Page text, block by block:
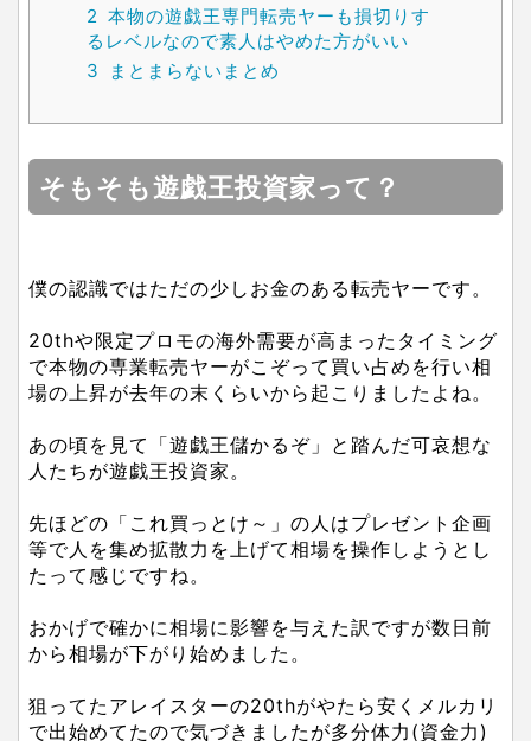
2 本物の遊戯王専門転売ヤーも損切りす
るレベルなので素人はやめた方がいい
3
まとまらないまとめ
そもそも遊戯王投資家って？
僕の認識ではただの少しお金のある転売ヤーです。
20thや限定プロモの海外需要が高まったタイミング
で本物の専業転売ヤーがこぞって買い占めを行い相
場の上昇が去年の末くらいから起こりましたよね。
あの頃を見て「遊戯王儲かるぞ」と踏んだ可哀想な
人たちが遊戯王投資家。
先ほどの「これ買っとけ～」の人はプレゼント企画
等で人を集め拡散力を上げて相場を操作しようとし
たって感じですね。
おかげで確かに相場に影響を与えた訳ですが数日前
から相場が下がり始めました。
狙ってたアレイスターの20thがやたら安くメルカリ
で出始めてたので気づきましたが多分体力(資金力)